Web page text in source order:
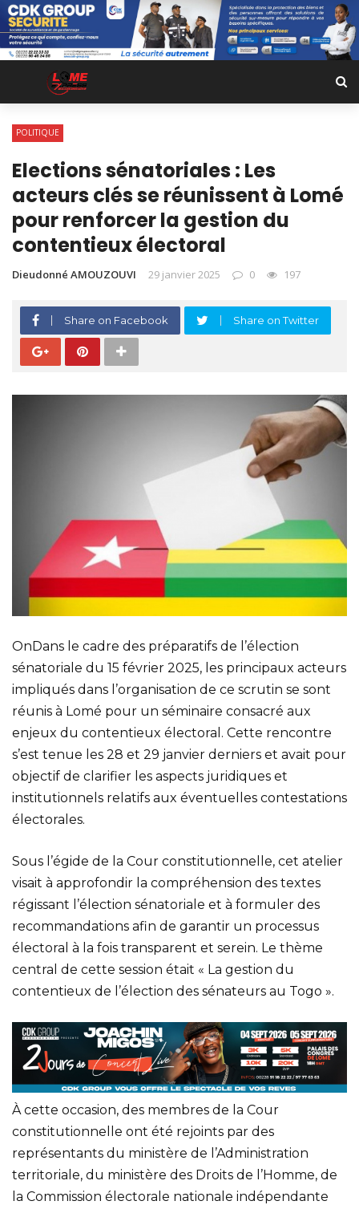
POLITIQUE
Elections sénatoriales : Les
acteurs clés se réunissent à Lomé
pour renforcer la gestion du
contentieux électoral
Dieudonné AMOUZOUVI 29 janvier 2025 0 197
Share on Facebook Share on Twitter
OnDans le cadre des préparatifs de l’élection
sénatoriale du 15 février 2025, les principaux acteurs
impliqués dans l’organisation de ce scrutin se sont
réunis à Lomé pour un séminaire consacré aux
enjeux du contentieux électoral. Cette rencontre
s’est tenue les 28 et 29 janvier derniers et avait pour
objectif de clarifier les aspects juridiques et
institutionnels relatifs aux éventuelles contestations
électorales.
Sous l’égide de la Cour constitutionnelle, cet atelier
visait à approfondir la compréhension des textes
régissant l’élection sénatoriale et à formuler des
recommandations afin de garantir un processus
électoral à la fois transparent et serein. Le thème
central de cette session était « La gestion du
contentieux de l’élection des sénateurs au Togo ».
À cette occasion, des membres de la Cour
constitutionnelle ont été rejoints par des
représentants du ministère de l’Administration
territoriale, du ministère des Droits de l’Homme, de
la Commission électorale nationale indépendante